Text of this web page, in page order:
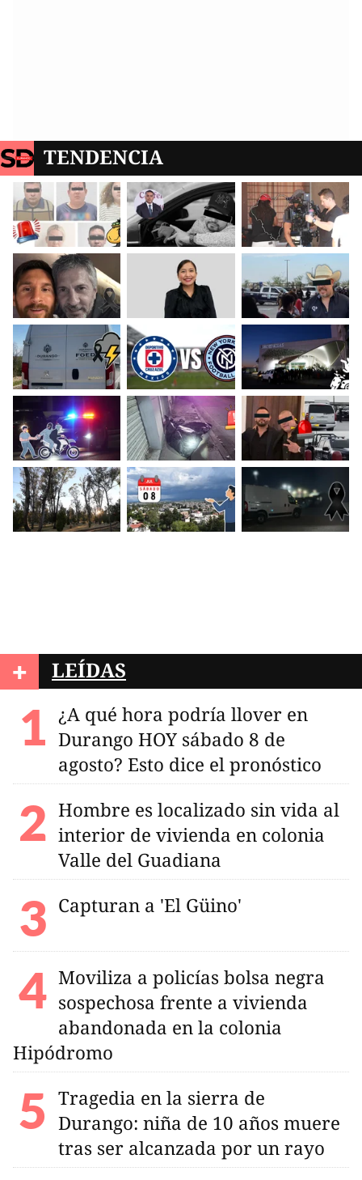
TENDENCIA
+ LEÍDAS
¿A qué hora podría llover en
Durango HOY sábado 8 de
agosto? Esto dice el pronóstico
Hombre es localizado sin vida al
interior de vivienda en colonia
Valle del Guadiana
Capturan a 'El Güino'
Moviliza a policías bolsa negra
sospechosa frente a vivienda
abandonada en la colonia
Hipódromo
Tragedia en la sierra de
Durango: niña de 10 años muere
tras ser alcanzada por un rayo